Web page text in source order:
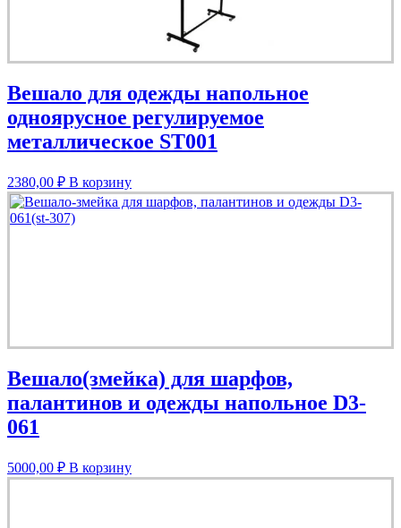
Вешало для одежды напольное
одноярусное регулируемое
металлическое ST001
2380,00 ₽ В корзину
Вешало(змейка) для шарфов,
палантинов и одежды напольное D3-
061
5000,00 ₽ В корзину